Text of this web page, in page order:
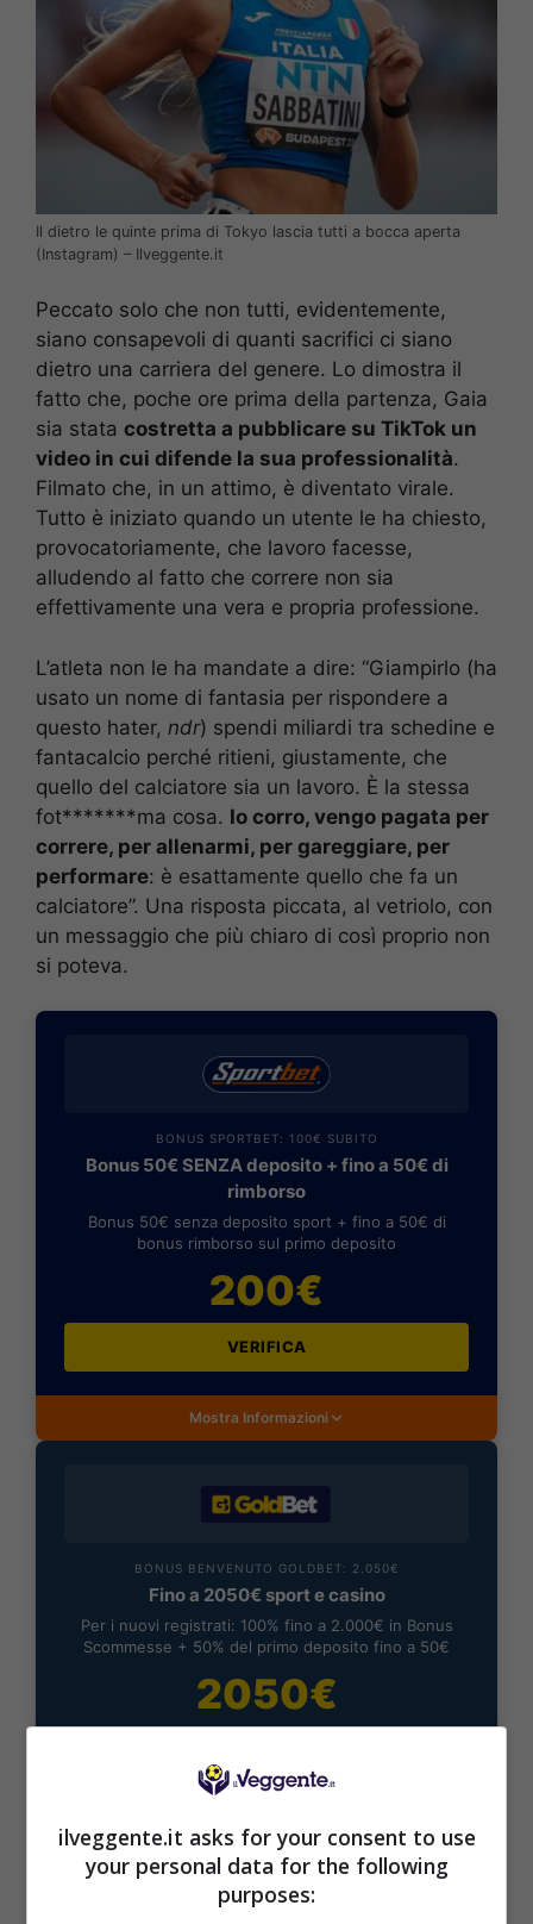
Il dietro le quinte prima di Tokyo lascia tutti a bocca aperta
(Instagram) – Ilveggente.it
Peccato solo che non tutti, evidentemente,
siano consapevoli di quanti sacrifici ci siano
dietro una carriera del genere. Lo dimostra il
fatto che, poche ore prima della partenza, Gaia
sia stata costretta a pubblicare su TikTok un
video in cui difende la sua professionalità.
Filmato che, in un attimo, è diventato virale.
Tutto è iniziato quando un utente le ha chiesto,
provocatoriamente, che lavoro facesse,
alludendo al fatto che correre non sia
effettivamente una vera e propria professione.
L’atleta non le ha mandate a dire: “Giampirlo (ha
usato un nome di fantasia per rispondere a
questo hater, ndr) spendi miliardi tra schedine e
fantacalcio perché ritieni, giustamente, che
quello del calciatore sia un lavoro. È la stessa
fot*******ma cosa. Io corro, vengo pagata per
correre, per allenarmi, per gareggiare, per
performare: è esattamente quello che fa un
calciatore”. Una risposta piccata, al vetriolo, con
un messaggio che più chiaro di così proprio non
si poteva.
BONUS SPORTBET: 100€ SUBITO
Bonus 50€ SENZA deposito + fino a 50€ di
rimborso
Bonus 50€ senza deposito sport + fino a 50€ di
bonus rimborso sul primo deposito
200€
VERIFICA
Mostra Informazioni
BONUS BENVENUTO GOLDBET: 2.050€
Fino a 2050€ sport e casino
Per i nuovi registrati: 100% fino a 2.000€ in Bonus
Scommesse + 50% del primo deposito fino a 50€
2050€
ilveggente.it asks for your consent to use
your personal data for the following
purposes: